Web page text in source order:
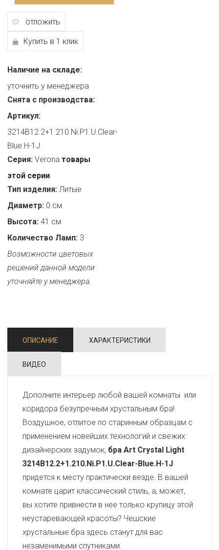
отложить
Купить в 1 клик
Наличие на складе:
уточнить у менеджера
Снята с производства:
Артикул:
3214B12.2+1.210.Ni.P1.U.Clear-
Blue.H-1J
Серия: Verona товары
этой серии
Тип изделия: Литые
Диаметр: 0 см
Высота: 41 см
Количество Ламп: 3
Возможности цветовых
решений данной модели
уточняйте у менеджера.
ОПИСАНИЕ ХАРАКТЕРИСТИКИ
ВИДЕО
Дополните интерьер любой вашей комнаты или
коридора безупречным хрустальным бра!
Воздушное, отлитое по старинным образцам с
применением новейших технологий и свежих
дизайнерских задумок, бра Art Crystal Light
3214B12.2+1.210.Ni.P1.U.Clear-Blue.H-1J
придется к месту практически везде. В вашей
комнате царит классический стиль, а, может,
вы хотите привнести в нее только крупицу этой
неустаревающей красоты? Чешские
хрустальные бра здесь станут для вас
незаменимыми спутниками.